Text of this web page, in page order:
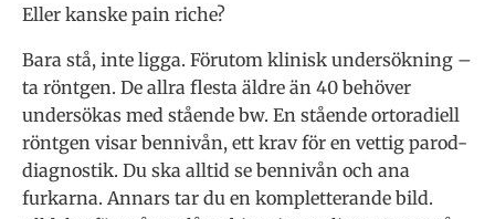
Eller kanske pain riche?
Bara stå, inte ligga. Förutom klinisk undersökning –
ta röntgen. De allra flesta äldre än 40 behöver
undersökas med stående bw. En stående ortoradiell
röntgen visar bennivån, ett krav för en vettig parod-
diagnostik. Du ska alltid se bennivån och ana
furkarna. Annars tar du en kompletterande bild.